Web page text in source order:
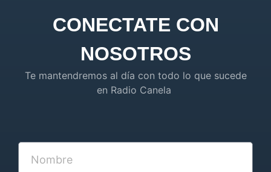
CONECTATE CON
NOSOTROS
Te mantendremos al día con todo lo que sucede
en Radio Canela